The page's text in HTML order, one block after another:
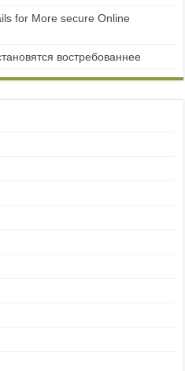
for More secure Online
востребованнее